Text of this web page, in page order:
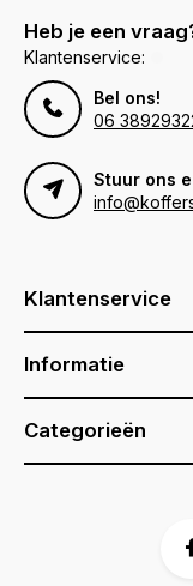
Heb je een
Klantenservice:
Bel ons!
06
Stuur ons
Klantenservice
Informatie
Categorieën